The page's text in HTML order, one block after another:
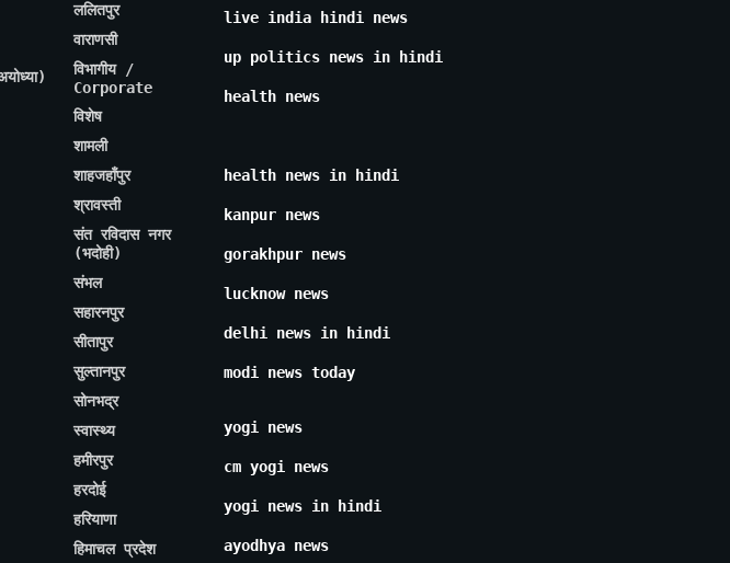
ललितपुर
वाराणसी
विभागीय /
Corporate
विशेष
शामली
शाहजहाँपुर
श्रावस्ती
संत रविदास नगर
(भदोही)
संभल
सहारनपुर
सीतापुर
सुल्तानपुर
सोनभद्र
स्वास्थ्य
हमीरपुर
हरदोई
हरियाणा
हिमाचल प्रदेश
live india hindi news
up politics news in hindi
health news
health news in hindi
kanpur news
gorakhpur news
lucknow news
delhi news in hindi
modi news today
yogi news
cm yogi news
yogi news in hindi
ayodhya news